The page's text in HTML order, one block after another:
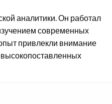
аналитики. Он работал
современных
привлекли внимание
высокопоставленных